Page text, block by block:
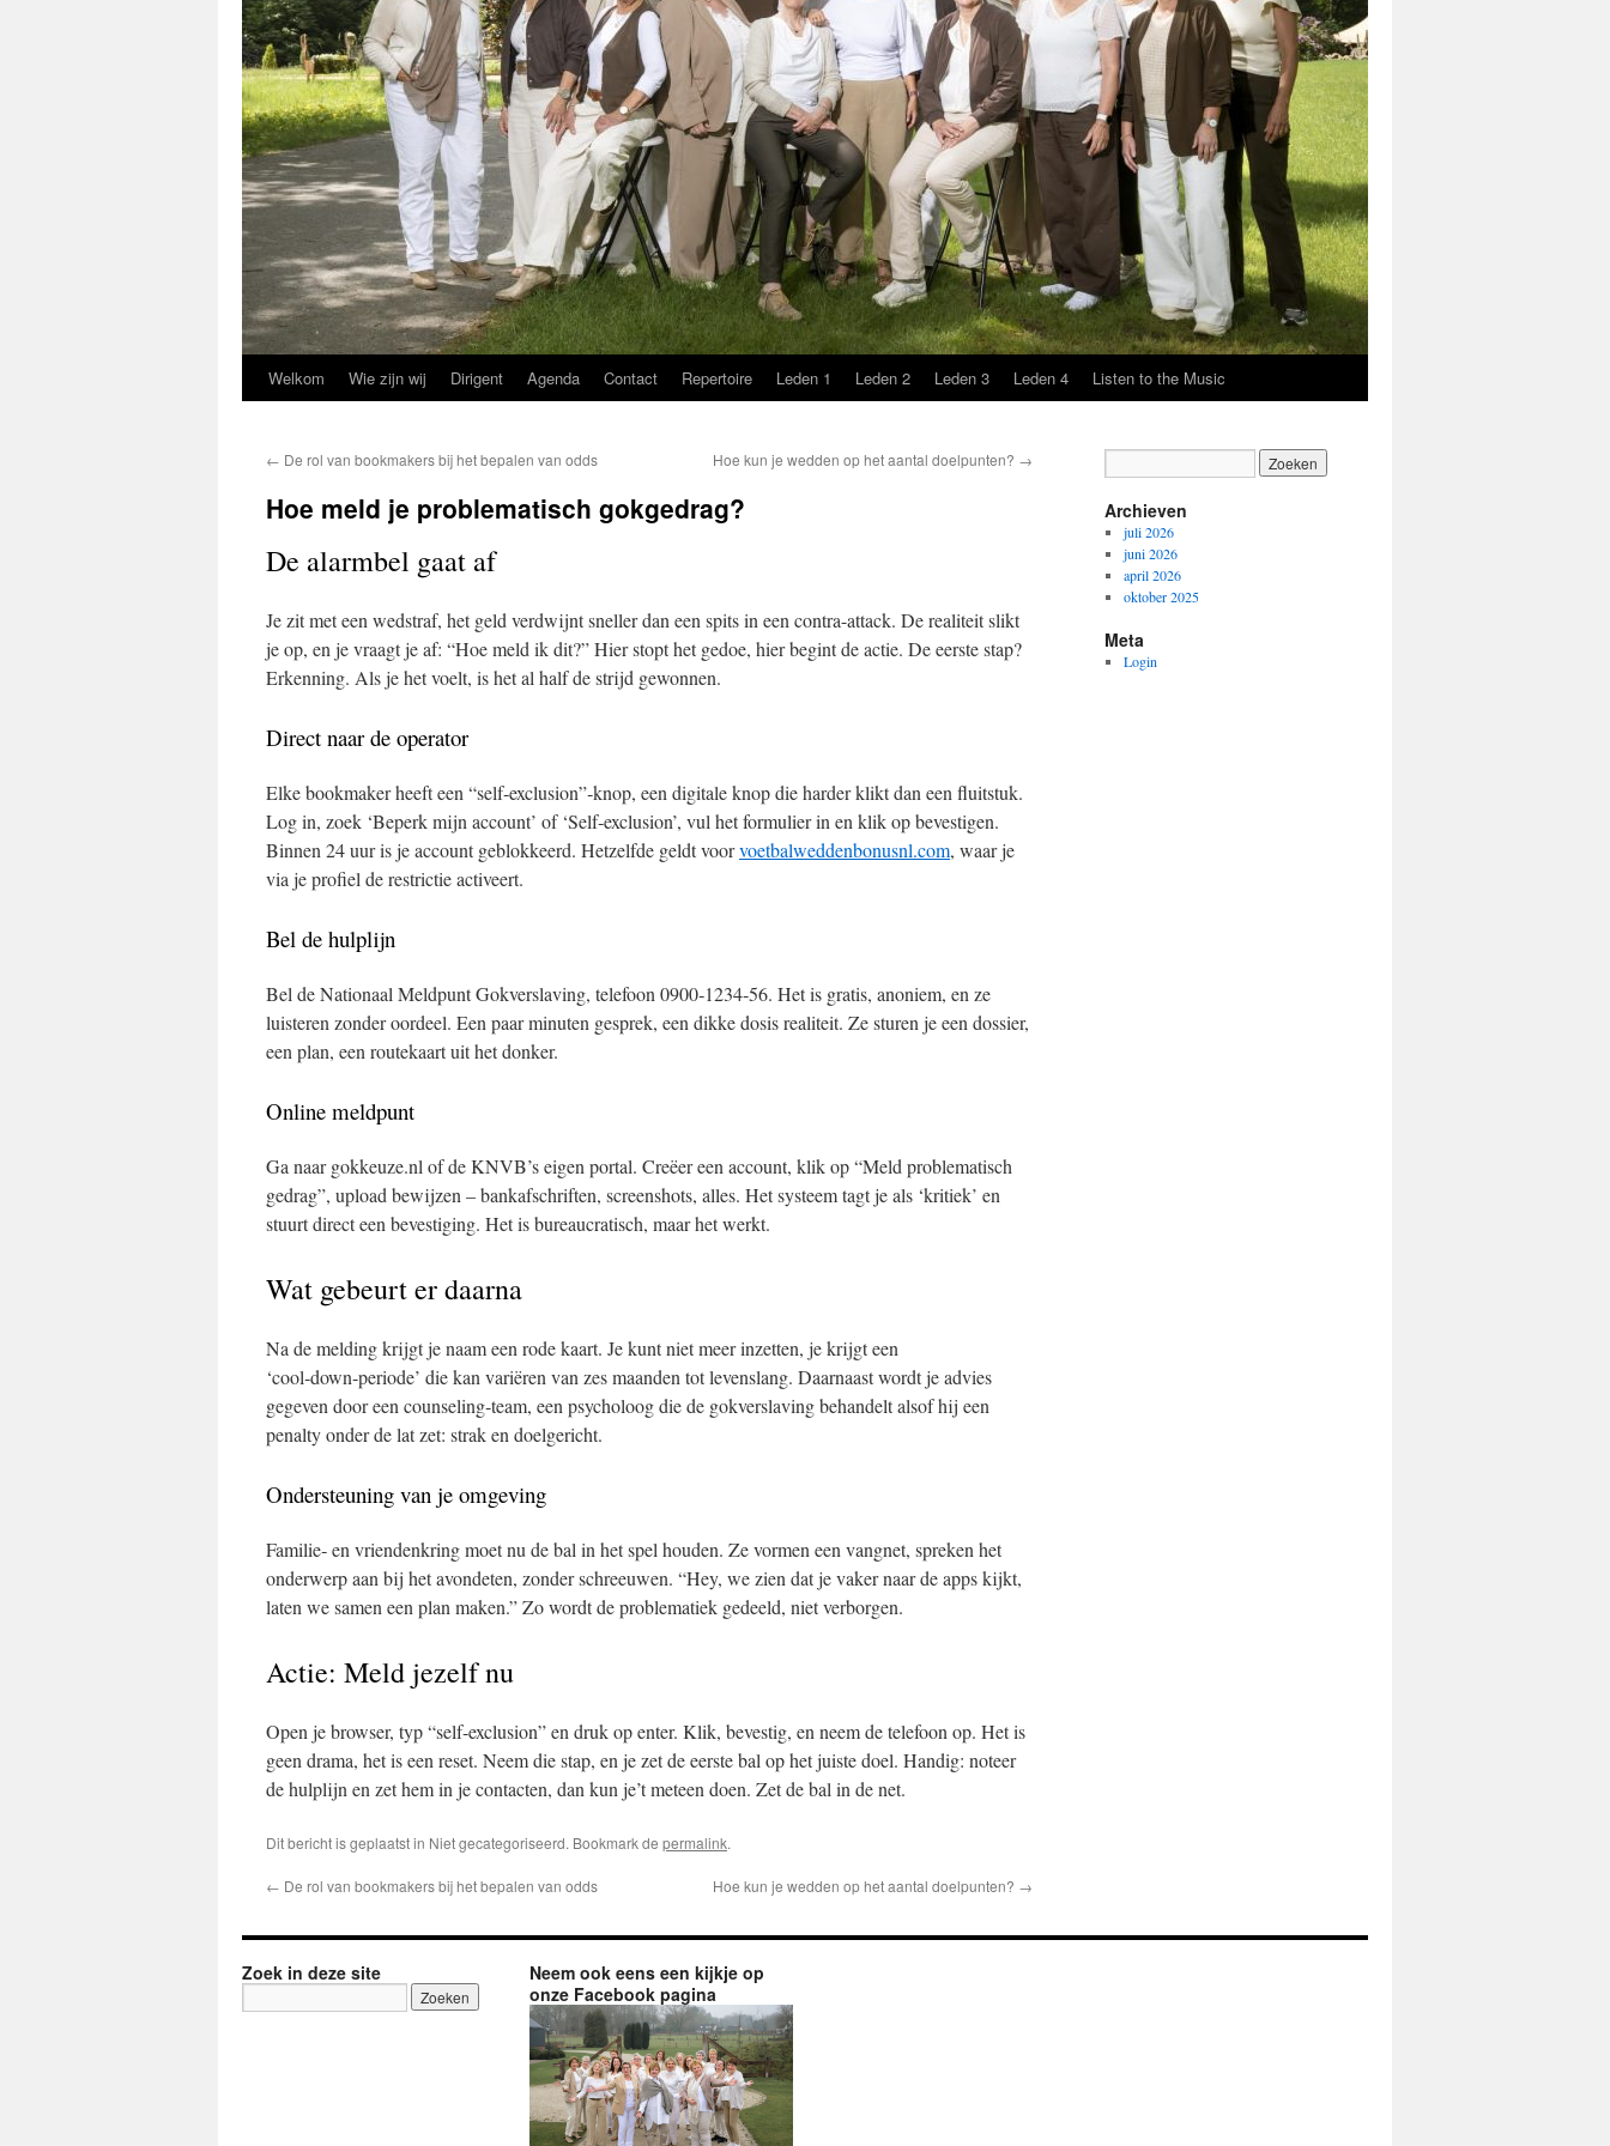
Welkom Wie zijn wij Dirigent Agenda Contact Repertoire Leden 1 Leden 2 Leden 3 Leden 4 Listen to the Music
← De rol van bookmakers bij het bepalen van odds Hoe kun je wedden op het aantal doelpunten? →
Hoe meld je problematisch gokgedrag?
De alarmbel gaat af
Je zit met een wedstraf, het geld verdwijnt sneller dan een spits in een contra-attack. De realiteit slikt
je op, en je vraagt je af: “Hoe meld ik dit?” Hier stopt het gedoe, hier begint de actie. De eerste stap?
Erkenning. Als je het voelt, is het al half de strijd gewonnen.
Direct naar de operator
Elke bookmaker heeft een “self‑exclusion”‑knop, een digitale knop die harder klikt dan een fluitstuk.
Log in, zoek ‘Beperk mijn account’ of ‘Self‑exclusion’, vul het formulier in en klik op bevestigen.
Binnen 24 uur is je account geblokkeerd. Hetzelfde geldt voorvoetbalweddenbonusnl.com, waar je
via je profiel de restrictie activeert.
Bel de hulplijn
Bel de Nationaal Meldpunt Gokverslaving, telefoon 0900‑1234‑56. Het is gratis, anoniem, en ze
luisteren zonder oordeel. Een paar minuten gesprek, een dikke dosis realiteit. Ze sturen je een dossier,
een plan, een routekaart uit het donker.
Online meldpunt
Ga naar gokkeuze.nl of de KNVB’s eigen portal. Creëer een account, klik op “Meld problematisch
gedrag”, upload bewijzen – bankafschriften, screenshots, alles. Het systeem tagt je als ‘kritiek’ en
stuurt direct een bevestiging. Het is bureaucratisch, maar het werkt.
Wat gebeurt er daarna
Na de melding krijgt je naam een rode kaart. Je kunt niet meer inzetten, je krijgt een
‘cool‑down‑periode’ die kan variëren van zes maanden tot levenslang. Daarnaast wordt je advies
gegeven door een counseling‑team, een psycholoog die de gokverslaving behandelt alsof hij een
penalty onder de lat zet: strak en doelgericht.
Ondersteuning van je omgeving
Familie‑ en vriendenkring moet nu de bal in het spel houden. Ze vormen een vangnet, spreken het
onderwerp aan bij het avondeten, zonder schreeuwen. “Hey, we zien dat je vaker naar de apps kijkt,
laten we samen een plan maken.” Zo wordt de problematiek gedeeld, niet verborgen.
Actie: Meld jezelf nu
Open je browser, typ “self‑exclusion” en druk op enter. Klik, bevestig, en neem de telefoon op. Het is
geen drama, het is een reset. Neem die stap, en je zet de eerste bal op het juiste doel. Handig: noteer
de hulplijn en zet hem in je contacten, dan kun je’t meteen doen. Zet de bal in de net.
Dit bericht is geplaatst in Niet gecategoriseerd. Bookmark de permalink.
← De rol van bookmakers bij het bepalen van odds Hoe kun je wedden op het aantal doelpunten? →
Archieven
juli 2026
juni 2026
april 2026
oktober 2025
Meta
Login
Zoek in deze site
Neem ook eens een kijkje op
onze Facebook pagina